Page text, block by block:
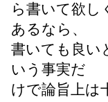
ら書いて欲し
あるなら、
書いても良い
いう事実だ
けで論旨上は